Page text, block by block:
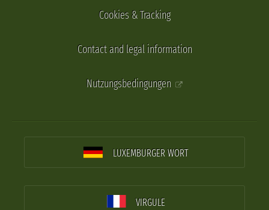
Cookies & Tracking
Contact and legal information
Nutzungsbedingungen
LUXEMBURGER WORT
VIRGULE